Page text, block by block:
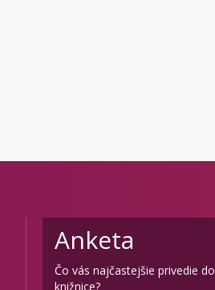
Anketa
Čo vás najčastejšie privedie do
knižnice?